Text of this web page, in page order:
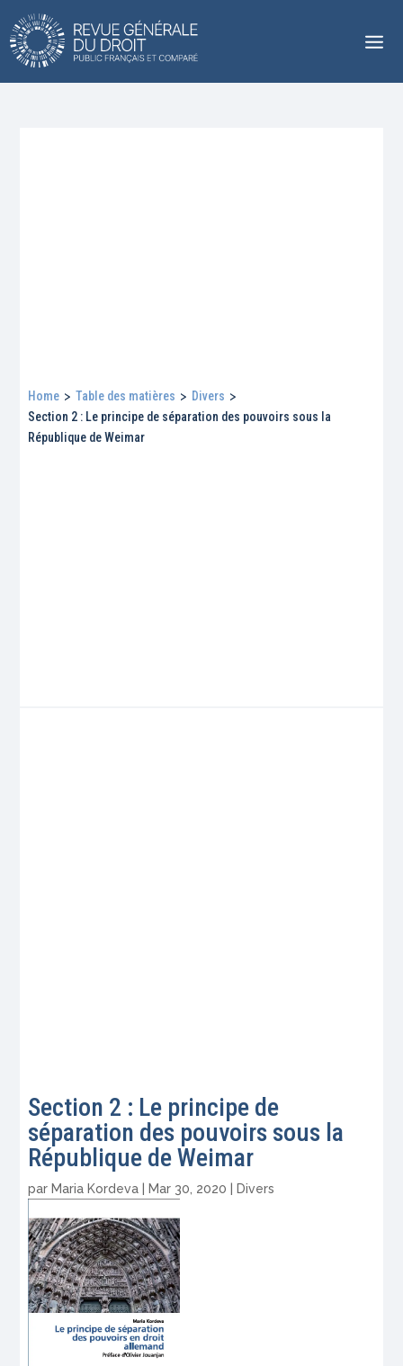
Home > Table des matières > Divers >
Section 2 : Le principe de séparation des pouvoirs sous la
République de Weimar
Section 2 : Le principe de
séparation des pouvoirs sous la
République de Weimar
par Maria Kordeva Mar 30, 2020 Divers